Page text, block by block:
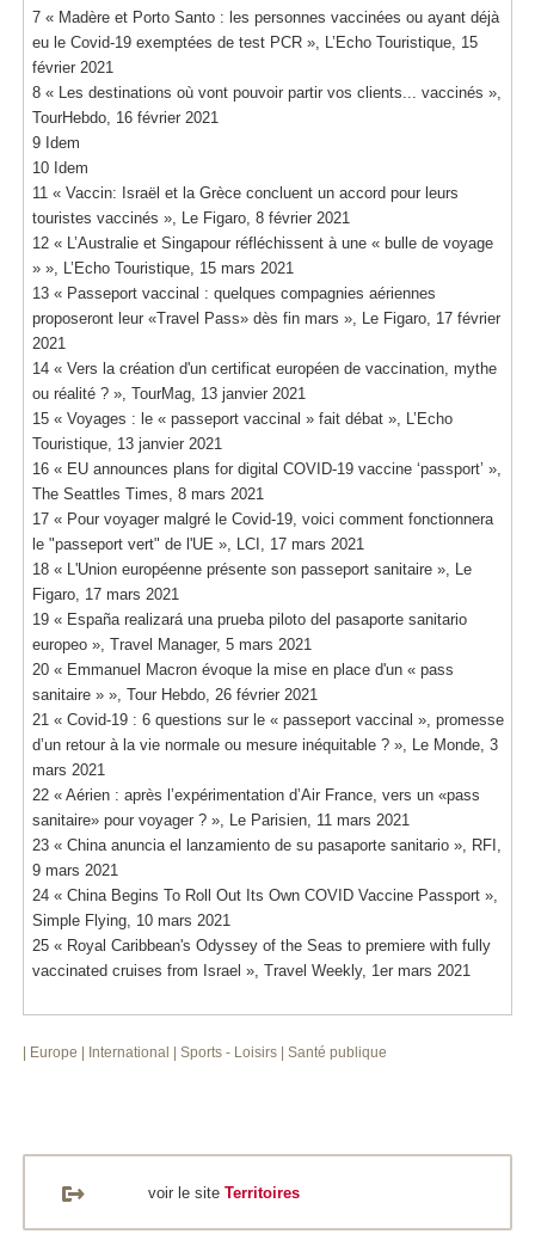
7 « Madère et Porto Santo : les personnes vaccinées ou ayant déjà
eu le Covid-19 exemptées de test PCR », L’Echo Touristique, 15
février 2021
8 « Les destinations où vont pouvoir partir vos clients... vaccinés »,
TourHebdo, 16 février 2021
9 Idem
10 Idem
11 « Vaccin: Israël et la Grèce concluent un accord pour leurs
touristes vaccinés », Le Figaro, 8 février 2021
12 « L’Australie et Singapour réfléchissent à une « bulle de voyage
» », L’Echo Touristique, 15 mars 2021
13 « Passeport vaccinal : quelques compagnies aériennes
proposeront leur «Travel Pass» dès fin mars », Le Figaro, 17 février
2021
14 « Vers la création d'un certificat européen de vaccination, mythe
ou réalité ? », TourMag, 13 janvier 2021
15 « Voyages : le « passeport vaccinal » fait débat », L’Echo
Touristique, 13 janvier 2021
16 « EU announces plans for digital COVID-19 vaccine ‘passport’ »,
The Seattles Times, 8 mars 2021
17 « Pour voyager malgré le Covid-19, voici comment fonctionnera
le "passeport vert" de l'UE », LCI, 17 mars 2021
18 « L'Union européenne présente son passeport sanitaire », Le
Figaro, 17 mars 2021
19 « España realizará una prueba piloto del pasaporte sanitario
europeo », Travel Manager, 5 mars 2021
20 « Emmanuel Macron évoque la mise en place d'un « pass
sanitaire » », Tour Hebdo, 26 février 2021
21 « Covid-19 : 6 questions sur le « passeport vaccinal », promesse
d’un retour à la vie normale ou mesure inéquitable ? », Le Monde, 3
mars 2021
22 « Aérien : après l’expérimentation d’Air France, vers un «pass
sanitaire» pour voyager ? », Le Parisien, 11 mars 2021
23 « China anuncia el lanzamiento de su pasaporte sanitario », RFI,
9 mars 2021
24 « China Begins To Roll Out Its Own COVID Vaccine Passport »,
Simple Flying, 10 mars 2021
25 « Royal Caribbean's Odyssey of the Seas to premiere with fully
vaccinated cruises from Israel », Travel Weekly, 1er mars 2021
| Europe | International | Sports - Loisirs | Santé publique
voir le site Territoires